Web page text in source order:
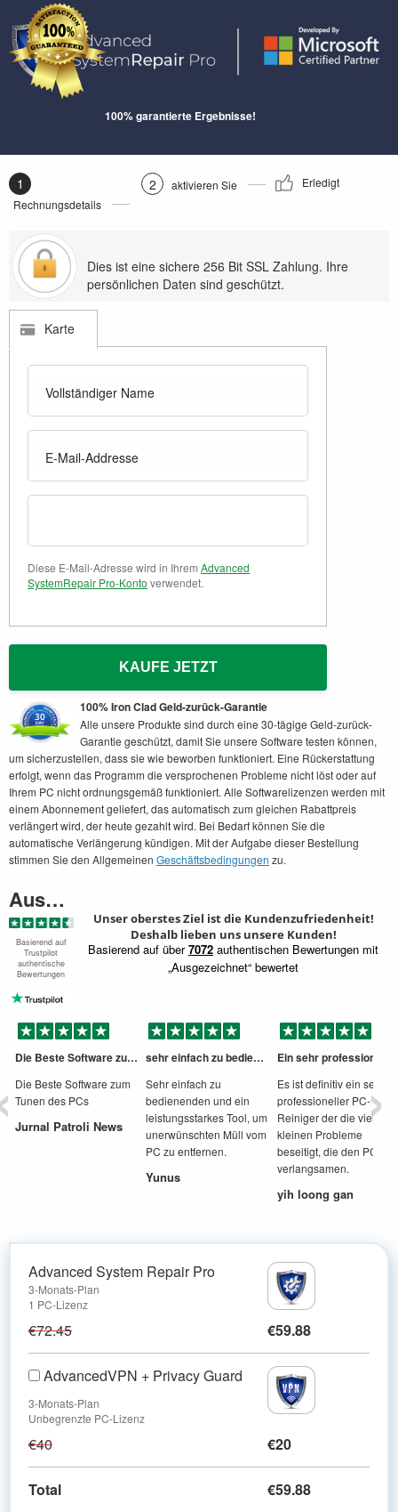
100% garantierte Ergebnisse!
1
Rechnungsdetails
2 aktivieren Sie Erledigt
Dies ist eine sichere 256 Bit SSL Zahlung. Ihre
persönlichen Daten sind geschützt.
Karte
Diese E-Mail-Adresse wird in Ihrem Advanced
SystemRepair Pro-Konto verwendet.
KAUFE JETZT
100% Iron Clad Geld-zurück-Garantie
Alle unsere Produkte sind durch eine 30-tägige Geld-zurück-
Garantie geschützt, damit Sie unsere Software testen können,
um sicherzustellen, dass sie wie beworben funktioniert. Eine Rückerstattung
erfolgt, wenn das Programm die versprochenen Probleme nicht löst oder auf
Ihrem PC nicht ordnungsgemäß funktioniert. Alle Softwarelizenzen werden mit
einem Abonnement geliefert, das automatisch zum gleichen Rabattpreis
verlängert wird, der heute gezahlt wird. Bei Bedarf können Sie die
automatische Verlängerung kündigen. Mit der Aufgabe dieser Bestellung
stimmen Sie den Allgemeinen Geschäftsbedingungen zu.
Ausgezeichnet
Basierend auf
Trustpilot
authentische
Bewertungen
Unser oberstes Ziel ist die Kundenzufriedenheit!
Deshalb lieben uns unsere Kunden!
Basierend auf über7072 authentischen Bewertungen mit
„Ausgezeichnet“ bewertet
Die Beste Software zum Tunen des PCs
Die Beste Software zum
Tunen des PCs
Jurnal Patroli News
sehr einfach zu bedienen und ein leistungsstarkes Tool zu
Sehr einfach zu
bedienenden und ein
leistungsstarkes Tool, um
unerwünschten Müll vom
PC zu entfernen.
Yunus
Es ist definitiv ein sehr
professioneller PC-
Reiniger der die vielen
kleinen Probleme
beseitigt, die den PC
verlangsamen.
yih loong gan
›
Advanced System Repair Pro
3-Monats-Plan
1 PC-Lizenz
€72.45 €59.88
AdvancedVPN + Privacy Guard
3-Monats-Plan
Unbegrenzte PC-Lizenz
€40 €20
Total €59.88